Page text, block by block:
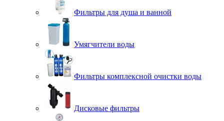
Фильтры для душа и ванной
Умягчители воды
Фильтры комплексной очистки воды
Дисковые фильтры